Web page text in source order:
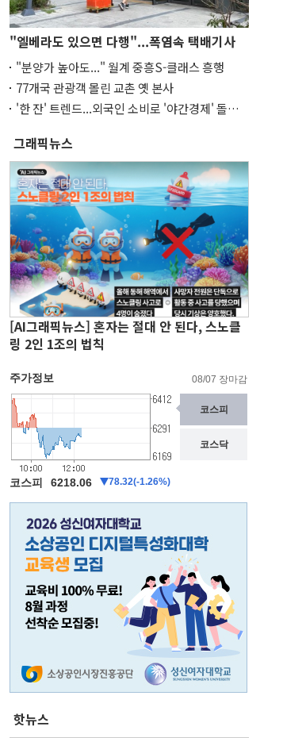
"엘베라도 있으면 다행"...폭염속 택배기사
"분양가 높아도..." 월계 중흥S-클래스 흥행
77개국 관광객 몰린 교촌 옛 본사
'한 잔' 트렌드...외국인 소비로 '야간경제' 돌파
그래픽뉴스
[AI그래픽뉴스] 혼자는 절대 안 된다, 스노클
링 2인 1조의 법칙
핫뉴스